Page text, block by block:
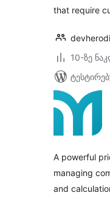
that require
10-ზე
A powerful
managing
and